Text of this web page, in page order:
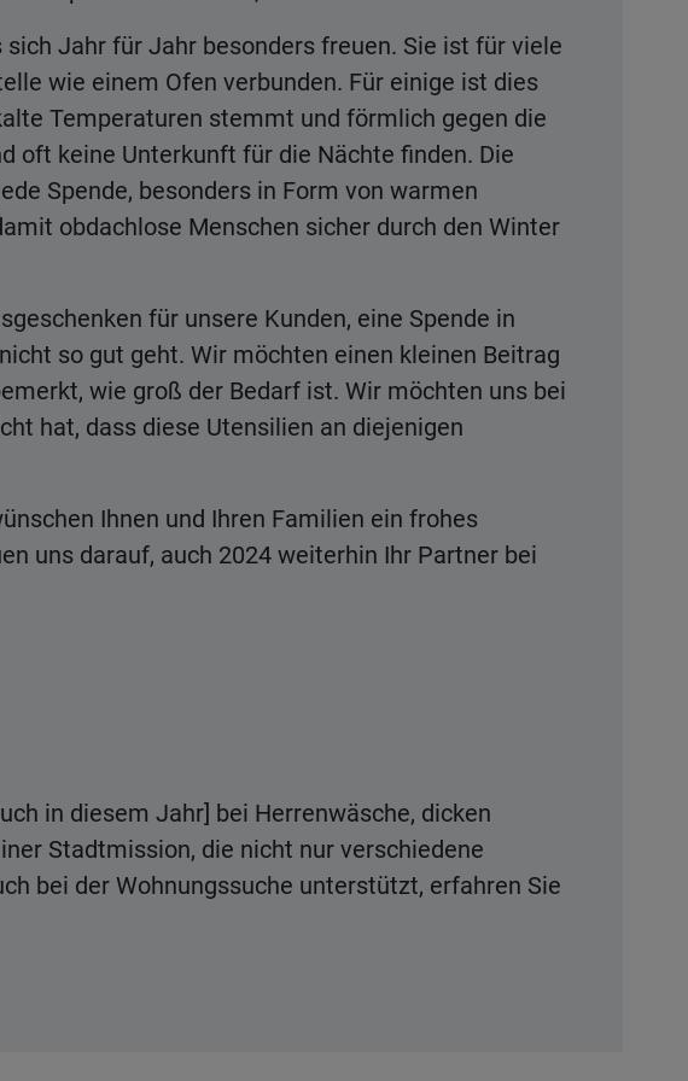
Jahr für Jahr besonders freuen. Sie ist für viele
wie einem Ofen verbunden. Für einige ist dies
Temperaturen stemmt und förmlich gegen die
oft keine Unterkunft für die Nächte finden. Die
Spende, besonders in Form von warmen
obdachlose Menschen sicher durch den Winter
für unsere Kunden, eine Spende in
so gut geht. Wir möchten einen kleinen Beitrag
wie groß der Bedarf ist. Wir möchten uns bei
hat, dass diese Utensilien an diejenigen
Ihnen und Ihren Familien ein frohes
uns darauf, auch 2024 weiterhin Ihr Partner bei
in diesem Jahr] bei Herrenwäsche, dicken
Stadtmission, die nicht nur verschiedene
bei der Wohnungssuche unterstützt, erfahren Sie